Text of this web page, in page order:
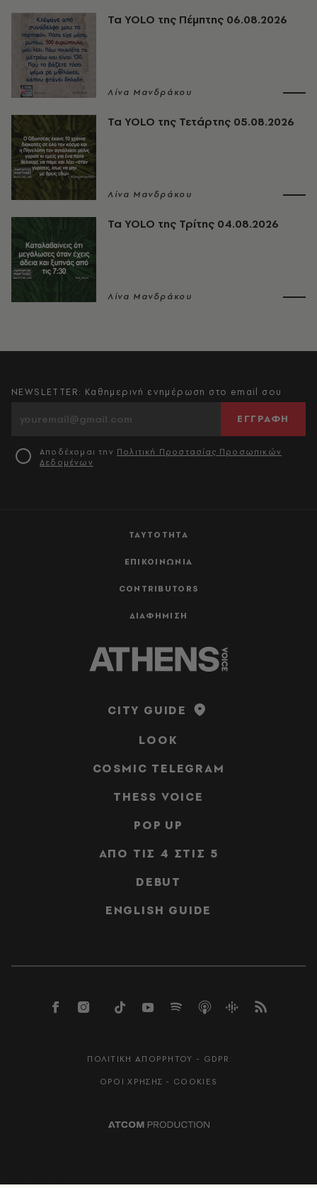
Τα YOLO της Πέμπτης 06.08.2026
Λίνα Μανδράκου
Τα YOLO της Τετάρτης 05.08.2026
Λίνα Μανδράκου
Τα YOLO της Τρίτης 04.08.2026
Λίνα Μανδράκου
ΤΑΥΤΟΤΗΤΑ
ΕΠΙΚΟΙΝΩΝΙΑ
CONTRIBUTORS
ΔΙΑΦΗΜΙΣΗ
NEWSLETTER: Καθημερινή ενημέρωση στο email σου
ΕΓΓΡΑΦΗ
Αποδέχομαι την Πολιτική Προστασίας Προσωπικών
Δεδομένων
CITY GUIDE
LOOK
COSMIC TELEGRAM
THESS VOICE
POP UP
ΑΠΟ ΤΙΣ 4 ΣΤΙΣ 5
DEBUT
ENGLISH GUIDE
ΠΟΛΙΤΙΚΗ ΑΠΟΡΡΗΤΟΥ - GDPR
ΟΡΟΙ ΧΡΗΣΗΣ - COOKIES